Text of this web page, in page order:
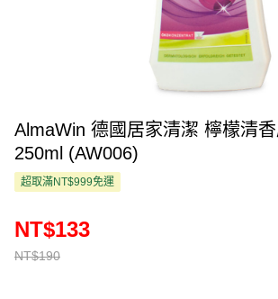
AlmaWin 德國居家清潔 檸檬清
250ml (AW006)
超取滿NT$999免運
NT$190
NT$133